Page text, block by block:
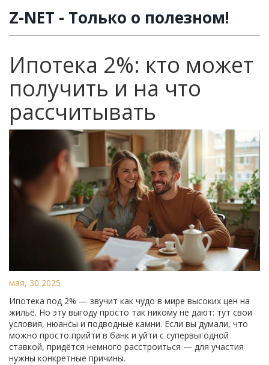
Z-NET - Только о полезном!
Ипотека 2%: кто может
получить и на что
рассчитывать
мая, 30 2025
Ипотека под 2% — звучит как чудо в мире высоких цен на
жильё. Но эту выгоду просто так никому не дают: тут свои
условия, нюансы и подводные камни. Если вы думали, что
можно просто прийти в банк и уйти с супервыгодной
ставкой, придётся немного расстроиться — для участия
нужны конкретные причины.